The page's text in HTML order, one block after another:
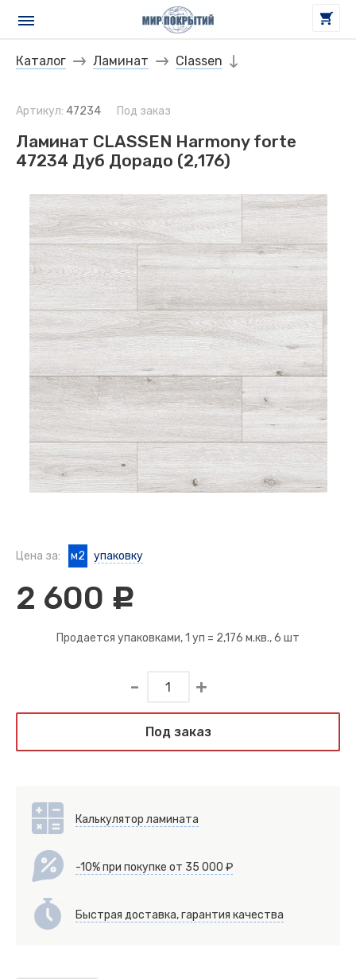
Каталог Ламинат Classen
Артикул: 47234 Под заказ
Ламинат CLASSEN Harmony forte
47234 Дуб Дорадо (2,176)
Цена за: м2 упаковку
2 600 c
Продается упаковками, 1 уп = 2,176 м.кв., 6 шт
Под заказ
Калькулятор ламината
-10% при покупке от 35 000 ₽
Быстрая доставка, гарантия качества